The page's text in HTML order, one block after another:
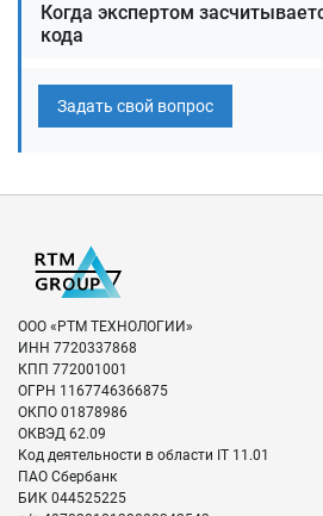
Заказать услуги по
сервисов веб-
Для уточнения стоимости и сроков
Тел:8 800 201-20-70(Звонок по
Когда экспертом
кода
Задать свой вопрос
ООО «РТМ ТЕХНОЛОГИИ»
ИНН 7720337868
КПП 772001001
ОГРН 1167746366875
ОКПО 01878986
ОКВЭД 62.09
Код деятельности в области IT 11.01
ПАО Сбербанк
БИК 044525225